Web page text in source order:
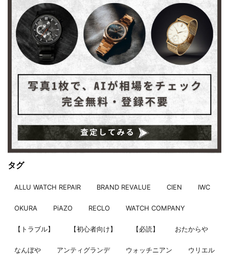
タグ
ALLU WATCH REPAIR BRAND REVALUE CIEN IWC
OKURA PiAZO RECLO WATCH COMPANY
【トラブル】 【初心者向け】 【必読】 おたからや
なんぼや アンティグランデ ウォッチニアン ウリエル